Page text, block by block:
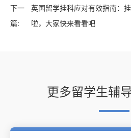
下一
篇:
英国留学挂科应对有效指南：
啦，大家快来看看吧
更多留学生辅